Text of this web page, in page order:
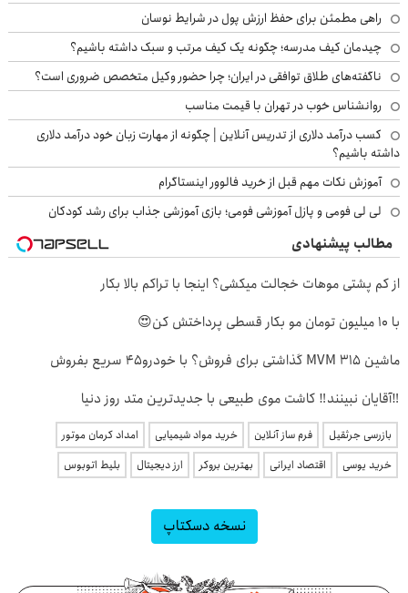
راهی مطمئن برای حفظ ارزش پول در شرایط نوسان
چیدمان کیف مدرسه؛ چگونه یک کیف مرتب و سبک داشته باشیم؟
ناگفته‌های طلاق توافقی در ایران؛ چرا حضور وکیل متخصص ضروری است؟
روانشناس خوب در تهران با قیمت مناسب
کسب درآمد دلاری از تدریس آنلاین | چگونه از مهارت زبان خود درآمد دلاری
داشته باشیم؟
آموزش نکات مهم قبل از خرید فالوور اینستاگرام
لی لی فومی و پازل آموزشی فومی؛ بازی آموزشی جذاب برای رشد کودکان
مطالب پیشنهادی
از کم پشتی موهات خجالت میکشی؟ اینجا با تراکم بالا بکار
با 10 میلیون تومان مو بکار قسطی پرداختش کن😍
ماشین MVM 315 گذاشتی برای فروش؟ با خودرو45 سریع بفروش
‼️آقایان نبینند‼️ کاشت موی طبیعی با جدیدترین متد روز دنیا
بازرسی جرثقیل فرم ساز آنلاین خرید مواد شیمیایی
امداد کرمان موتور
خرید یوسی
اقتصاد ایرانی بهترین بروکر ارز دیجیتال بلیط اتوبوس
نسخه دسکتاپ